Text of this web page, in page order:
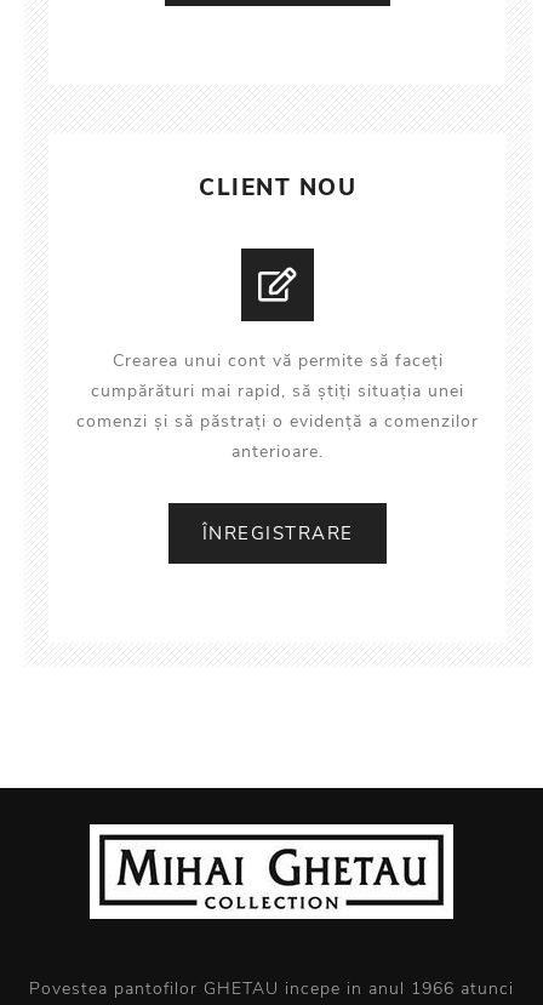
CLIENT NOU
Crearea unui cont vă permite să faceți
cumpărături mai rapid, să știți situația unei
comenzi și să păstrați o evidență a comenzilor
anterioare.
Povestea pantofilor GHETAU incepe in anul 1966 atunci